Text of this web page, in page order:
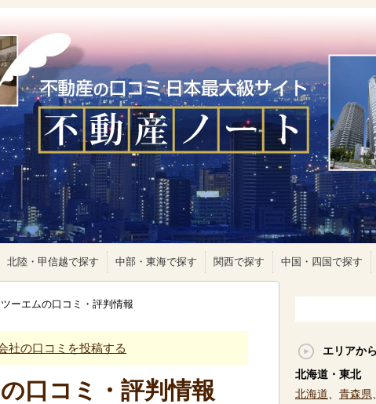
北陸・甲信越で探す 中部・東海で探す 関西で探す 中国・四国で探す
ーエムの口コミ・評判情報
社の口コミを投稿する
口コミ・評判情報
エリアか
北海道・東北
北海道
青森県